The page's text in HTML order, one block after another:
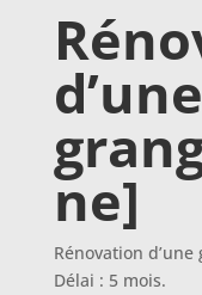
d’une
ne]
Rénovation
Délai : 5 mois.